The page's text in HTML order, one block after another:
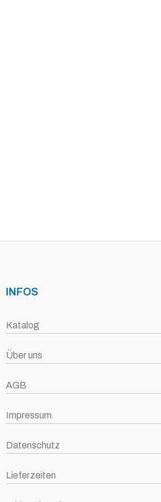
INFOS
Katalog
Über uns
AGB
Impressum
Datenschutz
Lieferzeiten